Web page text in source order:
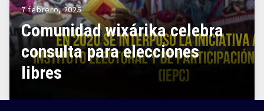
7 febrero, 2025
Comunidad wixárika celebra
consulta para elecciones
libres